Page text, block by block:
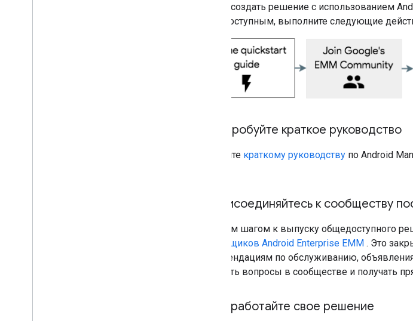
Чтобы создать решение с использованием
общедоступным, выполните следующие
Попробуйте краткое руководство
Следуйте краткому руководству по Android
Присоединяйтесь к сообществу
Первым шагом к выпуску общедоступного
поставщиков Android Enterprise EMM . Это
рекомендациям по обслуживанию,
задавать вопросы в сообществе и получать
Разработайте свое решение